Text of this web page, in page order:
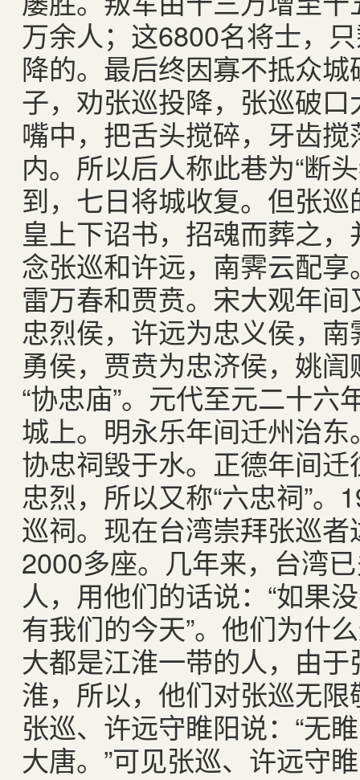
万余人；这6800名将士，
降的。最后终因寡不抵众
子，劝张巡投降，张巡破
嘴中，把舌头搅碎，牙齿
内。所以后人称此巷为“断
到，七日将城收复。但张
皇上下诏书，招魂而葬之
念张巡和许远，南霁云配
雷万春和贾贲。宋大观年
忠烈侯，许远为忠义侯，
勇侯，贾贲为忠济侯，姚訚
“协忠庙”。元代至元二十
城上。明永乐年间迁州治
协忠祠毁于水。正德年间
忠烈，所以又称“六忠祠”
巡祠。现在台湾崇拜张巡
2000多座。几年来，台湾
人，用他们的话说：“如果
有我们的今天”。他们为什
大都是江淮一带的人，由
淮，所以，他们对张巡无
张巡、许远守睢阳说：“无
大唐。”可见张巡、许远守